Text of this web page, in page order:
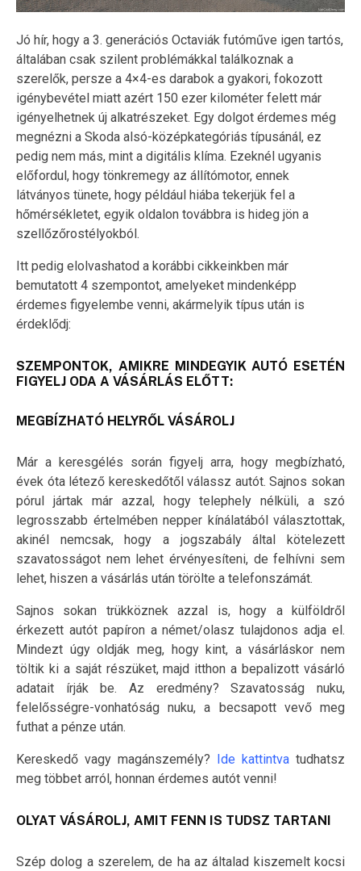
Jó hír, hogy a 3. generációs Octaviák futóműve igen tartós,
általában csak szilent problémákkal találkoznak a
szerelők, persze a 4×4-es darabok a gyakori, fokozott
igénybevétel miatt azért 150 ezer kilométer felett már
igényelhetnek új alkatrészeket. Egy dolgot érdemes még
megnézni a Skoda alsó-középkategóriás típusánál, ez
pedig nem más, mint a digitális klíma. Ezeknél ugyanis
előfordul, hogy tönkremegy az állítómotor, ennek
látványos tünete, hogy például hiába tekerjük fel a
hőmérsékletet, egyik oldalon továbbra is hideg jön a
szellőzőrostélyokból.
Itt pedig elolvashatod a korábbi cikkeinkben már
bemutatott 4 szempontot, amelyeket mindenképp
érdemes figyelembe venni, akármelyik típus után is
érdeklődj:
SZEMPONTOK, AMIKRE MINDEGYIK AUTÓ ESETÉN
FIGYELJ ODA A VÁSÁRLÁS ELŐTT:
MEGBÍZHATÓ HELYRŐL VÁSÁROLJ
Már a keresgélés során figyelj arra, hogy megbízható,
évek óta létező kereskedőtől válassz autót. Sajnos sokan
pórul jártak már azzal, hogy telephely nélküli, a szó
legrosszabb értelmében nepper kínálatából választottak,
akinél nemcsak, hogy a jogszabály által kötelezett
szavatosságot nem lehet érvényesíteni, de felhívni sem
lehet, hiszen a vásárlás után törölte a telefonszámát.
Sajnos sokan trükköznek azzal is, hogy a külföldről
érkezett autót papíron a német/olasz tulajdonos adja el.
Mindezt úgy oldják meg, hogy kint, a vásárláskor nem
töltik ki a saját részüket, majd itthon a bepalizott vásárló
adatait írják be. Az eredmény? Szavatosság nuku,
felelősségre-vonhatóság nuku, a becsapott vevő meg
futhat a pénze után.
Kereskedő vagy magánszemély? Ide kattintva tudhatsz
meg többet arról, honnan érdemes autót venni!
OLYAT VÁSÁROLJ, AMIT FENN IS TUDSZ TARTANI
Szép dolog a szerelem, de ha az általad kiszemelt kocsi